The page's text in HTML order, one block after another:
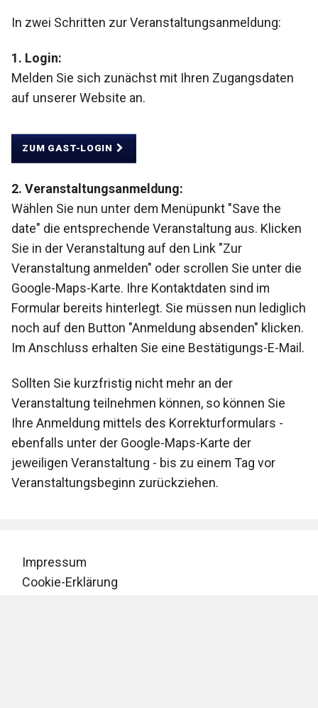
In zwei Schritten zur Veranstaltungsanmeldung:
1. Login:
Melden Sie sich zunächst mit Ihren Zugangsdaten
auf unserer Website an.
ZUM GAST-LOGIN
2. Veranstaltungsanmeldung:
Wählen Sie nun unter dem Menüpunkt "Save the
date" die entsprechende Veranstaltung aus. Klicken
Sie in der Veranstaltung auf den Link "Zur
Veranstaltung anmelden" oder scrollen Sie unter die
Google-Maps-Karte. Ihre Kontaktdaten sind im
Formular bereits hinterlegt. Sie müssen nun lediglich
noch auf den Button "Anmeldung absenden" klicken.
Im Anschluss erhalten Sie eine Bestätigungs-E-Mail.
Sollten Sie kurzfristig nicht mehr an der
Veranstaltung teilnehmen können, so können Sie
Ihre Anmeldung mittels des Korrekturformulars -
ebenfalls unter der Google-Maps-Karte der
jeweiligen Veranstaltung - bis zu einem Tag vor
Veranstaltungsbeginn zurückziehen.
Impressum
Cookie-Erklärung